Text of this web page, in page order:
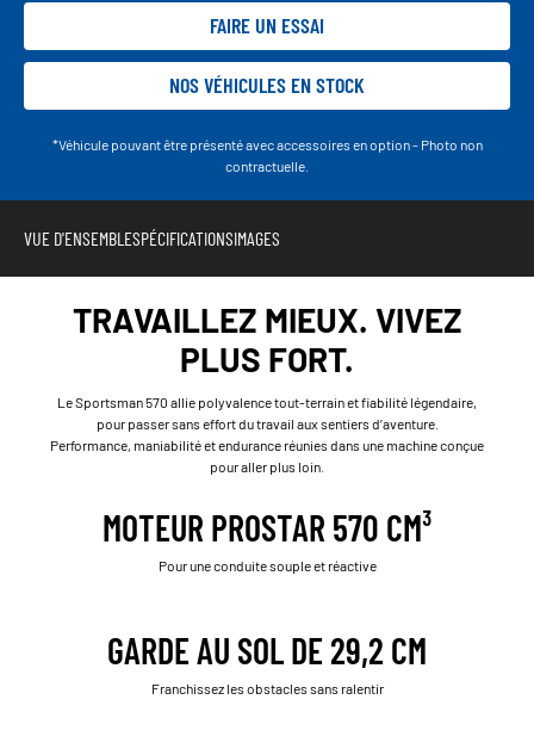
FAIRE UN ESSAI
NOS VÉHICULES EN STOCK
*Véhicule pouvant être présenté avec accessoires en option - Photo non
contractuelle.
VUE D'ENSEMBLESPÉCIFICATIONSIMAGES
TRAVAILLEZ MIEUX. VIVEZ
PLUS FORT.
Le Sportsman 570 allie polyvalence tout-terrain et fiabilité légendaire,
pour passer sans effort du travail aux sentiers d’aventure.
Performance, maniabilité et endurance réunies dans une machine conçue
pour aller plus loin.
MOTEUR PROSTAR 570 CM³
Pour une conduite souple et réactive
GARDE AU SOL DE 29,2 CM
Franchissez les obstacles sans ralentir